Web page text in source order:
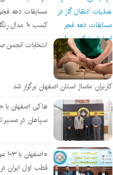
مسابقات دهه
کسب ۱۰ مدال رنگارنگ
انتخابات انجمن
کاربران ماساژ استان اصفهان برگزار شد
هاکی اصفهان با
سپاهان در مسیر
قطب اول ایران